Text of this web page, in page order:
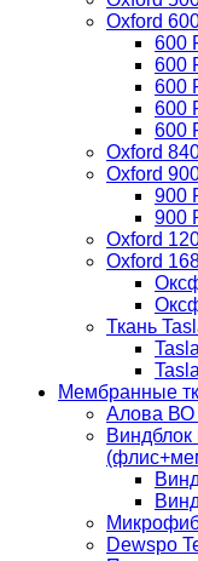
Oxford
600
600
600
600
600
Oxford
Oxford
900
900
Oxford
Oxford
Ткань
Мембранные
Алова ВО
Dewspo